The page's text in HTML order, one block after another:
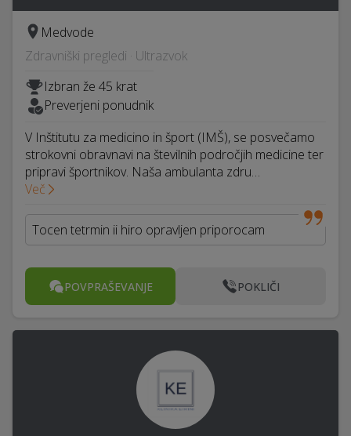
Medvode
Zdravniški pregledi · Ultrazvok
Izbran že 45 krat
Preverjeni ponudnik
V Inštitutu za medicino in šport (IMŠ), se posvečamo
strokovni obravnavi na številnih področjih medicine ter
pripravi športnikov. Naša ambulanta zdru…
Več
Tocen tetrmin ii hiro opravljen priporocam
POVPRAŠEVANJE POKLIČI